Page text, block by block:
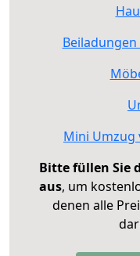
Mini Umzug
Bitte füllen Sie
aus, um
denen alle